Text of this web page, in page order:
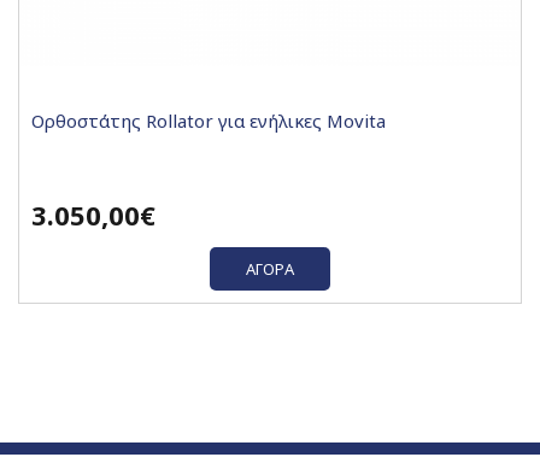
Ορθοστάτης Rollator για ενήλικες Movita
3.050,00€
ΑΓΟΡΆ